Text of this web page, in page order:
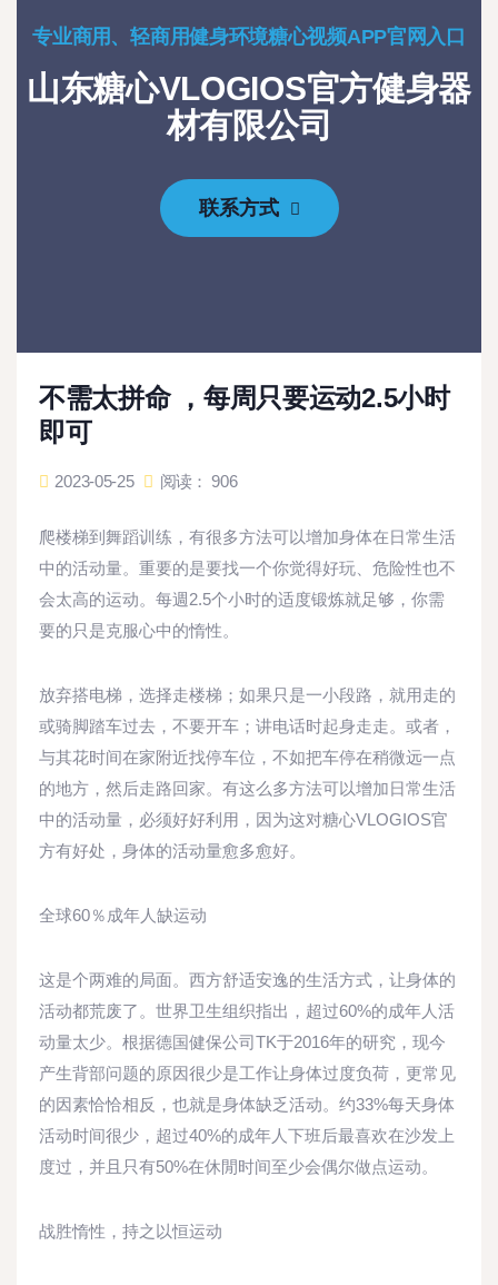
专业商用、轻商用健身环境糖心视频APP官网入口
山东糖心VLOGIOS官方健身器
材有限公司
联系方式
不需太拼命 ，每周只要运动2.5小时
即可
2023-05-25 阅读： 906
爬楼梯到舞蹈训练，有很多方法可以增加身体在日常生活
中的活动量。重要的是要找一个你觉得好玩、危险性也不
会太高的运动。每週2.5个小时的适度锻炼就足够，你需
要的只是克服心中的惰性。
放弃搭电梯，选择走楼梯；如果只是一小段路，就用走的
或骑脚踏车过去，不要开车；讲电话时起身走走。或者，
与其花时间在家附近找停车位，不如把车停在稍微远一点
的地方，然后走路回家。有这么多方法可以增加日常生活
中的活动量，必须好好利用，因为这对糖心VLOGIOS官
方有好处，身体的活动量愈多愈好。
全球60％成年人缺运动
这是个两难的局面。西方舒适安逸的生活方式，让身体的
活动都荒废了。世界卫生组织指出，超过60%的成年人活
动量太少。根据德国健保公司TK于2016年的研究，现今
产生背部问题的原因很少是工作让身体过度负荷，更常见
的因素恰恰相反，也就是身体缺乏活动。约33%每天身体
活动时间很少，超过40%的成年人下班后最喜欢在沙发上
度过，并且只有50%在休閒时间至少会偶尔做点运动。
战胜惰性，持之以恒运动